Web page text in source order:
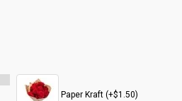
Paper Kraft (+$1.50)